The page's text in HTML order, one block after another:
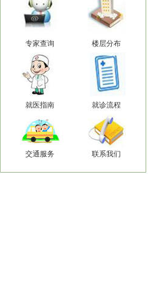
专家查询 楼层分布
就医指南 就诊流程
交通服务 联系我们